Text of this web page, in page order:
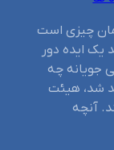
چیزی است
یک ایده دور
جویانه چه
شد، هیئت
آنچه